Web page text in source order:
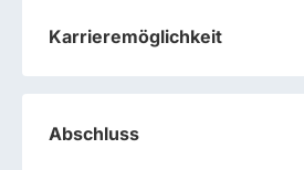
Karrieremöglichkeit
Abschluss